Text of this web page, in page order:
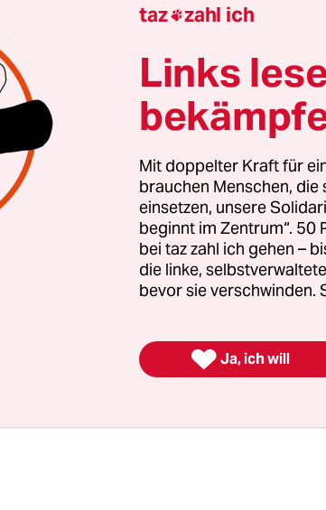
Er ist in Deutsch gut, in Mathe
Und er sitzt im Rollstuhl. Sein
Gehen. Linus ist ein wacher Kerl mit
parkt er neben vier Mädchen, die
sitzen. Er kennt sie aus dem
Solche Gespräche, solche
nicht. Hier gehört er dazu
Schulabschlusses nicht separiert,
eigentlich vorsieht.
taz zahl ich
Links
Mit doppelter Kraft für
brauchen Menschen,
einsetzen, unsere
beginnt im Zentrum“. 50
bei taz zahl ich gehen –
die linke,
bevor sie verschwinden.
 Ja, ich will